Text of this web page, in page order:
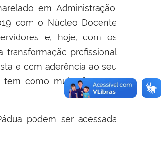
em Administração,
com o Núcleo Docente
e, hoje, com os
transformação profissional
e com aderência ao seu
tem como muito fortes: o
podem ser acessada